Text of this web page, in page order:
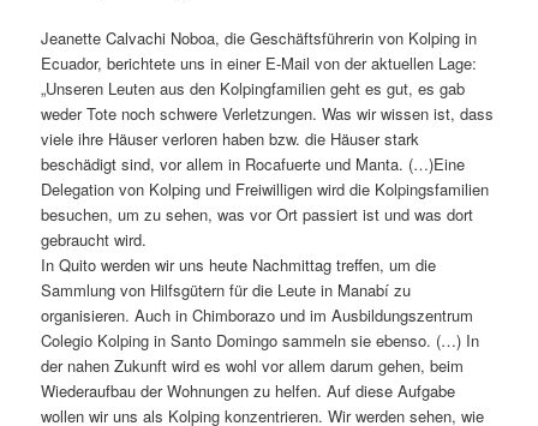
Jeanette Calvachi Noboa, die Geschäftsführerin von Kolping in
Ecuador, berichtete uns in einer E-Mail von der aktuellen Lage:
„Unseren Leuten aus den Kolpingfamilien geht es gut, es gab
weder Tote noch schwere Verletzungen. Was wir wissen ist, dass
viele ihre Häuser verloren haben bzw. die Häuser stark
beschädigt sind, vor allem in Rocafuerte und Manta. (…)Eine
Delegation von Kolping und Freiwilligen wird die Kolpingsfamilien
besuchen, um zu sehen, was vor Ort passiert ist und was dort
gebraucht wird.
In Quito werden wir uns heute Nachmittag treffen, um die
Sammlung von Hilfsgütern für die Leute in Manabí zu
organisieren. Auch in Chimborazo und im Ausbildungszentrum
Colegio Kolping in Santo Domingo sammeln sie ebenso. (…) In
der nahen Zukunft wird es wohl vor allem darum gehen, beim
Wiederaufbau der Wohnungen zu helfen. Auf diese Aufgabe
wollen wir uns als Kolping konzentrieren. Wir werden sehen, wie